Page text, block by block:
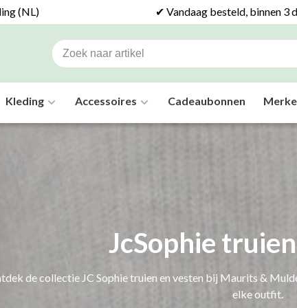
(NL) ✔ Vandaag besteld, binnen 3
Kleding Accessoires Cadeaubonnen
JcSophie
de collectie JC Sophie truien en vesten bij Maurits &
elke outfit.